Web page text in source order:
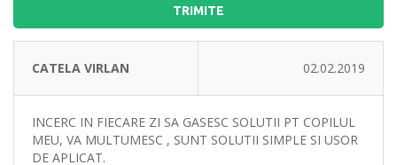
TRIMITE
CATELA VIRLAN 02.02.2019
INCERC IN FIECARE ZI SA GASESC SOLUTII PT COPILUL
MEU, VA MULTUMESC , SUNT SOLUTII SIMPLE SI USOR
DE APLICAT.